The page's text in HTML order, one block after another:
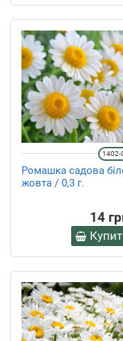
Ромашка садова
жовта / 0,3 г.
1402-
14